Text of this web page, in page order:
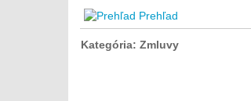
Prehľad
Kategória: Zmluvy